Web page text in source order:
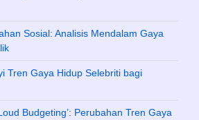
Sosial: Analisis Mendalam Gaya
Tren Gaya Hidup Selebriti bagi
Budgeting’: Perubahan Tren Gaya